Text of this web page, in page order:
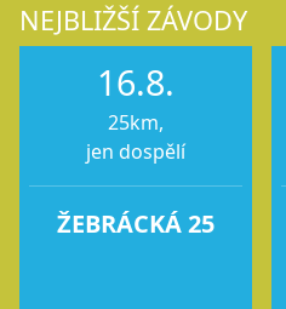
NEJBLIŽŠÍ ZÁVODY
16.8.
25km,
jen dospělí
ŽEBRÁCKÁ 25